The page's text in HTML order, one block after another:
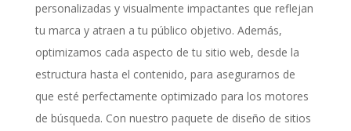
personalizadas y visualmente impactantes que reflejan
tu marca y atraen a tu público objetivo. Además,
optimizamos cada aspecto de tu sitio web, desde la
estructura hasta el contenido, para asegurarnos de
que esté perfectamente optimizado para los motores
de búsqueda. Con nuestro paquete de diseño de sitios